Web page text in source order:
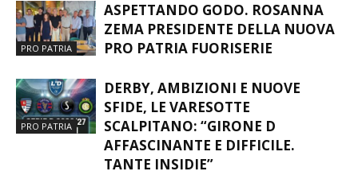
PRO PATRIA
ASPETTANDO GODO. ROSANNA
ZEMA PRESIDENTE DELLA NUOVA
PRO PATRIA FUORISERIE
PRO PATRIA
DERBY, AMBIZIONI E NUOVE
SFIDE, LE VARESOTTE
SCALPITANO: “GIRONE D
AFFASCINANTE E DIFFICILE.
TANTE INSIDIE”